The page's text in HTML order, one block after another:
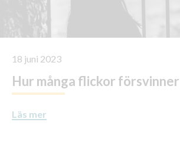
18 juni 2023
Hur många flickor försvinner
Läs mer